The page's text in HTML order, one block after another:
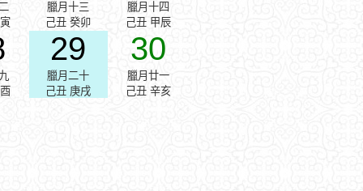
臘月十三
己丑 癸卯
臘月十四
己丑 甲辰
29
臘月二十
己丑 庚戌
30
臘月廿一
己丑 辛亥